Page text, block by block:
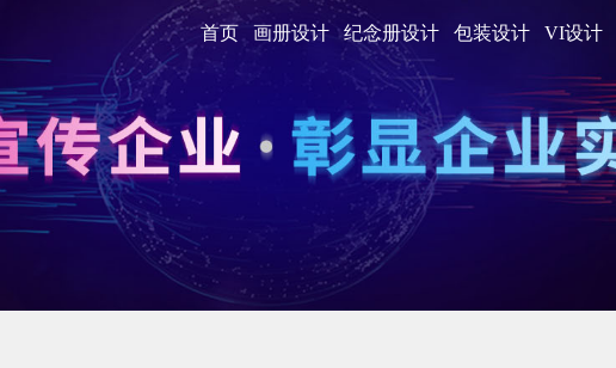
首页 画册设计 纪念册设计 包装设计 VI设计